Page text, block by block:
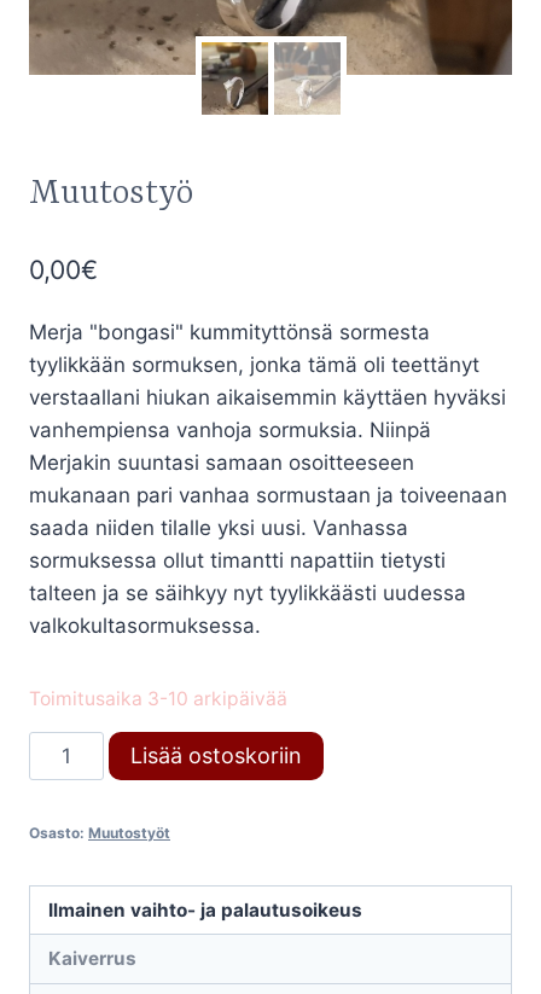
Muutostyö
0,00€
Merja "bongasi" kummityttönsä sormesta
tyylikkään sormuksen, jonka tämä oli teettänyt
verstaallani hiukan aikaisemmin käyttäen hyväksi
vanhempiensa vanhoja sormuksia. Niinpä
Merjakin suuntasi samaan osoitteeseen
mukanaan pari vanhaa sormustaan ja toiveenaan
saada niiden tilalle yksi uusi. Vanhassa
sormuksessa ollut timantti napattiin tietysti
talteen ja se säihkyy nyt tyylikkäästi uudessa
valkokultasormuksessa.
Toimitusaika 3-10 arkipäivää
Muutostyö
määrä
Lisää ostoskoriin
Osasto: Muutostyöt
Ilmainen vaihto- ja palautusoikeus
Kaiverrus